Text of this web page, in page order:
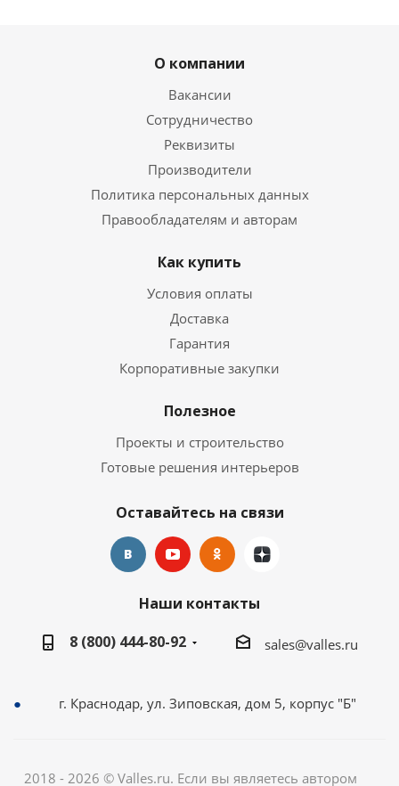
О компании
Вакансии
Сотрудничество
Реквизиты
Производители
Политика персональных данных
Правообладателям и авторам
Как купить
Условия оплаты
Доставка
Гарантия
Корпоративные закупки
Полезное
Проекты и строительство
Готовые решения интерьеров
Оставайтесь на связи
Наши контакты
8 (800) 444-80-92
sales@valles.ru
г. Краснодар, ул. Зиповская, дом 5, корпус "Б"
2018 - 2026 © Valles.ru. Если вы являетесь автором